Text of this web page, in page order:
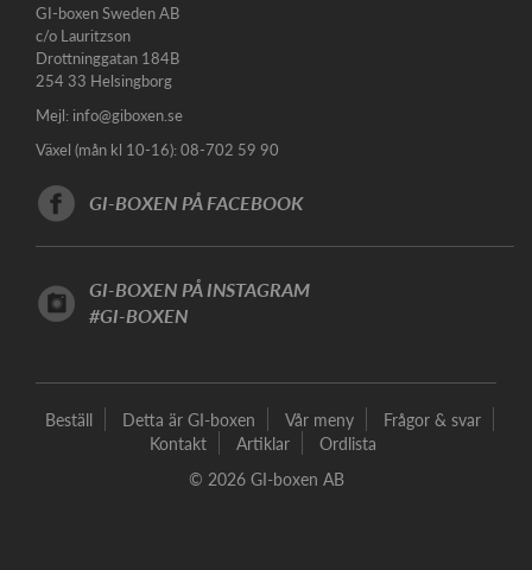
GI-boxen Sweden AB
c/o Lauritzson
Drottninggatan 184B
254 33 Helsingborg
Mejl: info@giboxen.se
Växel (mån kl 10-16): 08-702 59 90
GI-BOXEN PÅ FACEBOOK
GI-BOXEN PÅ INSTAGRAM
#GI-BOXEN
Beställ Detta är GI-boxen Vår meny
Frågor & svar
Kontakt
Artiklar
Ordlista
© 2026 GI-boxen AB